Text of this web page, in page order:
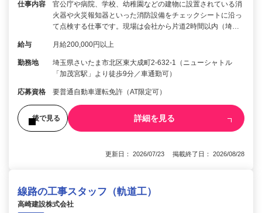
仕事内容
官公庁や病院、学校、幼稚園などの建物に設置されている消
火器や火災報知器といった消防設備をチェックシートに沿っ
て点検する仕事です。現場は会社から片道2時間以内（埼…
給与 月給200,000円以上
勤務地
埼玉県さいたま市北区東大成町2-632-1（ニューシャトル
「加茂宮駅」より徒歩9分／車通勤可）
応募資格 要普通自動車運転免許（AT限定可）
後で見る 詳細を見る
更新日： 2026/07/23 掲載終了日： 2026/08/28
線路の工事スタッフ（軌道工）
高崎建設株式会社